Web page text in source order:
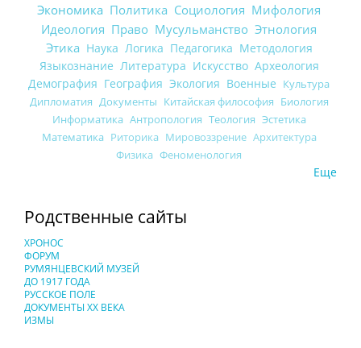
Экономика Политика Социология Мифология
Идеология Право Мусульманство Этнология
Этика Наука Логика Педагогика Методология
Языкознание Литература Искусство Археология
Демография География Экология Военные Культура
Дипломатия Документы Китайская философия Биология
Информатика Антропология Теология Эстетика
Математика Риторика Мировоззрение Архитектура
Физика Феноменология
Еще
Родственные сайты
ХРОНОС
ФОРУМ
РУМЯНЦЕВСКИЙ МУЗЕЙ
ДО 1917 ГОДА
РУССКОЕ ПОЛЕ
ДОКУМЕНТЫ XX ВЕКА
ИЗМЫ